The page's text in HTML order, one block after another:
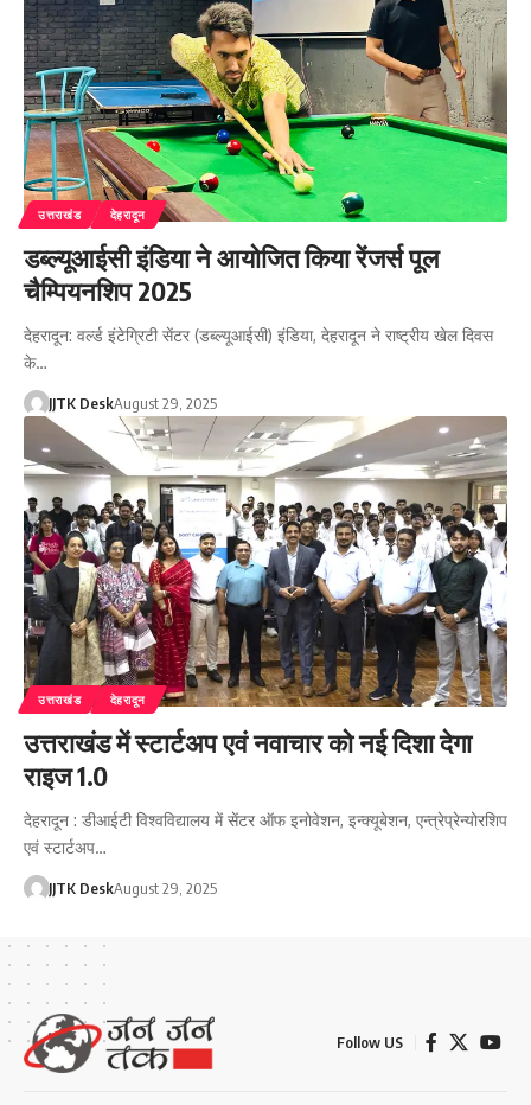
उत्तराखंड देहरादून
डब्ल्यूआईसी इंडिया ने आयोजित किया रेंजर्स पूल
चैम्पियनशिप 2025
देहरादून: वर्ल्ड इंटेग्रिटी सेंटर (डब्ल्यूआईसी) इंडिया, देहरादून ने राष्ट्रीय खेल दिवस
के…
JJTK DeskAugust 29, 2025
उत्तराखंड देहरादून
उत्तराखंड में स्टार्टअप एवं नवाचार को नई दिशा देगा
राइज 1.0
देहरादून : डीआईटी विश्वविद्यालय में सेंटर ऑफ इनोवेशन, इन्क्यूबेशन, एन्त्रेप्रेन्योरशिप
एवं स्टार्टअप…
JJTK DeskAugust 29, 2025
Follow US